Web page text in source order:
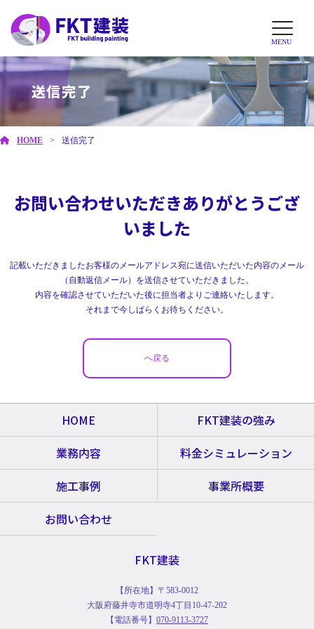
MENU
送信完了
HOME 送信完了
お問い合わせいただきありがとうござ
いました
記載いただきましたお客様のメールアドレス宛に送信いただいた内容のメール
（自動返信メール）を送信させていただきました。
内容を確認させていただいた後に担当者よりご連絡いたします。
それまで今しばらくお待ちください。
へ戻る
HOME
FKT建装の強み
業務内容
料金シミュレーション
施工事例
事業所概要
お問い合わせ
FKT建装
【所在地】〒583-0012
大阪府藤井寺市道明寺4丁目10-47-202
【電話番号】 070-9113-3727